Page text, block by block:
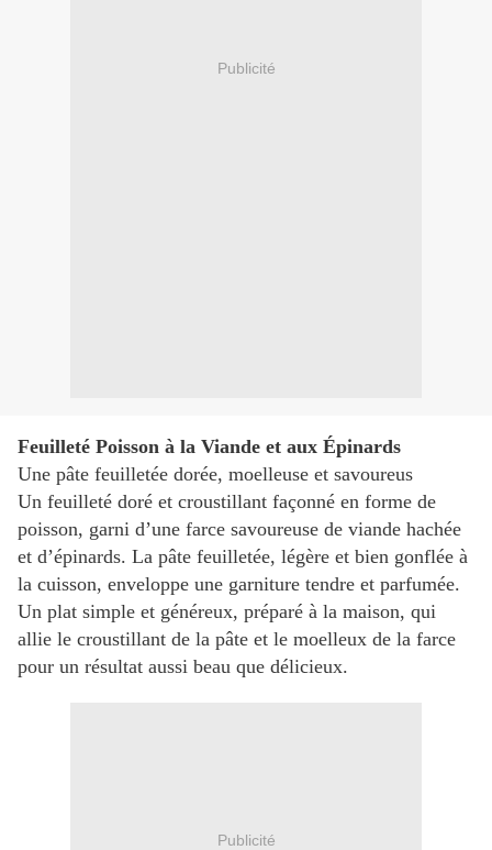
Publicité
Feuilleté Poisson à la Viande et aux Épinards
Une pâte feuilletée dorée, moelleuse et savoureus
Un feuilleté doré et croustillant façonné en forme de
poisson, garni d’une farce savoureuse de viande hachée
et d’épinards. La pâte feuilletée, légère et bien gonflée à
la cuisson, enveloppe une garniture tendre et parfumée.
Un plat simple et généreux, préparé à la maison, qui
allie le croustillant de la pâte et le moelleux de la farce
pour un résultat aussi beau que délicieux.
Publicité